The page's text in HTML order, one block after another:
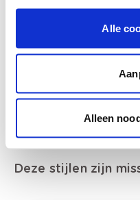
Alle
Alleen
Ontdek er
Bekijk er de
te verfijnen.
combineren.
Deze stijlen zijn